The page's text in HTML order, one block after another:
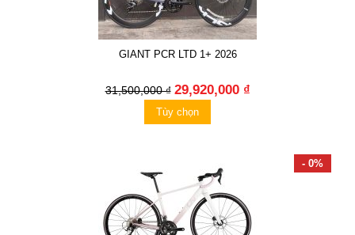
GIANT PCR LTD 1+ 2026
31,500,000 ₫ 29,920,000 ₫
Tùy chọn
- 0%